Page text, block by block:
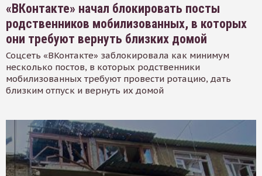
«ВКонтакте» начал блокировать посты
родственников мобилизованных, в которых
они требуют вернуть близких домой
Соцсеть «ВКонтакте» заблокировала как минимум
несколько постов, в которых родственники
мобилизованных требуют провести ротацию, дать
близким отпуск и вернуть их домой